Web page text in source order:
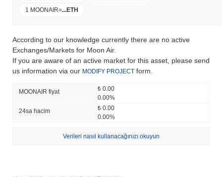
1 MOONAIR=...ETH
According to our knowledge currently there are no active
Exchanges/Markets for Moon Air.
If you are aware of an active market for this asset, please send
us information via our MODIFY PROJECT form.
MOONAIR fiyat
₺ 0.00
0.00%
24sa hacim
₺ 0.00
0.00%
Verileri nasıl kullanacağınızı okuyun